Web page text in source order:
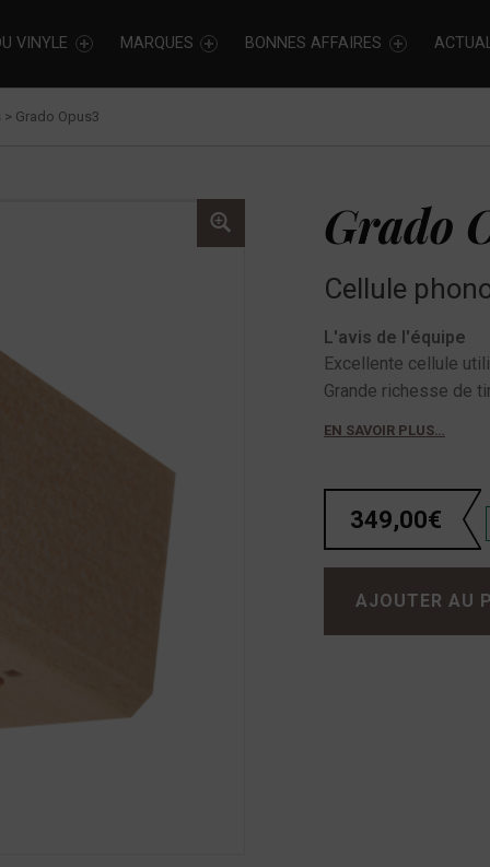
VINYLE MARQUES BONNES AFFAIRES
> Grado Opus3
Grado
Cellule
L'avis de l'équipe
Excellente cellule
Grande richesse de
EN SAVOIR PLUS…
349,00€
quantité de Grado Opus3
AJOUTER AU